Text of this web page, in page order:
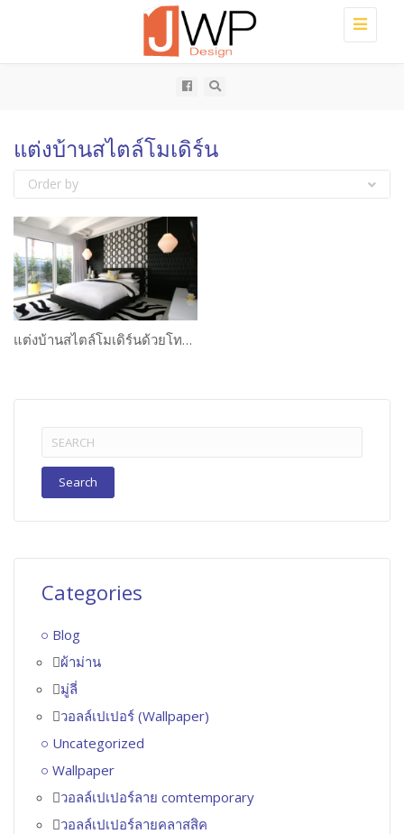
Toggle
แต่งบ้านสไตล์โมเดิร์น
Order by
แต่งบ้านสไตล์โมเดิร์นด้วยโทนขาวดำ
Search
for:
Categories
Blog
ผ้าม่าน
มู่ลี่
วอลล์เปเปอร์ (Wallpaper)
Uncategorized
Wallpaper
วอลล์เปเปอร์ลาย comtemporary
วอลล์เปเปอร์ลายคลาสสิค